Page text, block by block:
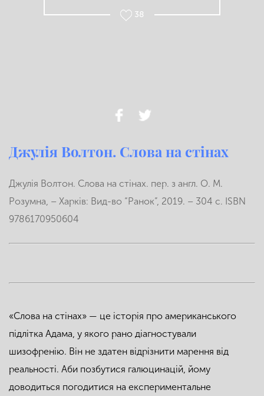
38
Джулія Волтон. Слова на стінах
Джулія Волтон. Слова на стінах. пер. з англ. О. М.
Розумна, – Харків: Вид-во “Ранок”, 2019. – 304 с. ISBN
9786170950604
«Слова на стінах» — це історія про американського
підлітка Адама, у якого рано діагностували
шизофренію. Він не здатен відрізнити марення від
реальності. Аби позбутися галюцинацій, йому
доводиться погодитися на експериментальне